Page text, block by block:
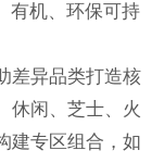
有机、环保可持
差异品类打造核
休闲、芝士、火
建专区组合，如